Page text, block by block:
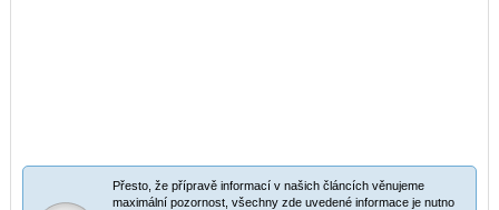
Přesto, že přípravě informací v našich článcích věnujeme
maximální pozornost, všechny zde uvedené informace je nutno